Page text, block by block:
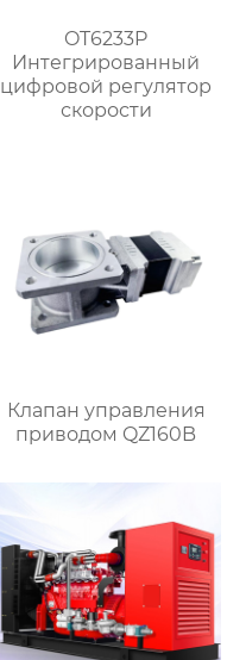
OT6233P
Интегрированный
цифровой регулятор
скорости
Клапан управления
приводом QZ160B